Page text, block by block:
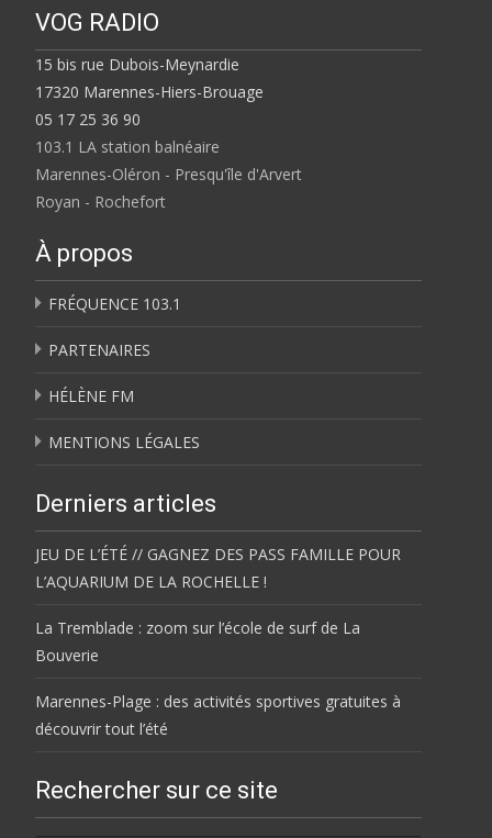
VOG RADIO
15 bis rue Dubois-Meynardie
17320 Marennes-Hiers-Brouage
05 17 25 36 90
103.1 LA station balnéaire
Marennes-Oléron - Presqu'île d'Arvert
Royan - Rochefort
À propos
FRÉQUENCE 103.1
PARTENAIRES
HÉLÈNE FM
MENTIONS LÉGALES
Derniers articles
JEU DE L’ÉTÉ // GAGNEZ DES PASS FAMILLE POUR
L’AQUARIUM DE LA ROCHELLE !
La Tremblade : zoom sur l’école de surf de La
Bouverie
Marennes-Plage : des activités sportives gratuites à
découvrir tout l’été
Rechercher sur ce site